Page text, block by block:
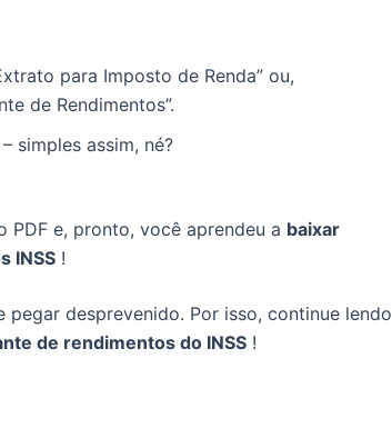
para Imposto de Renda” ou,
de Rendimentos”.
simples assim, né?
PDF e, pronto, você aprendeu a baixar
INSS !
desprevenido. Por isso, continue lendo
de rendimentos do INSS !